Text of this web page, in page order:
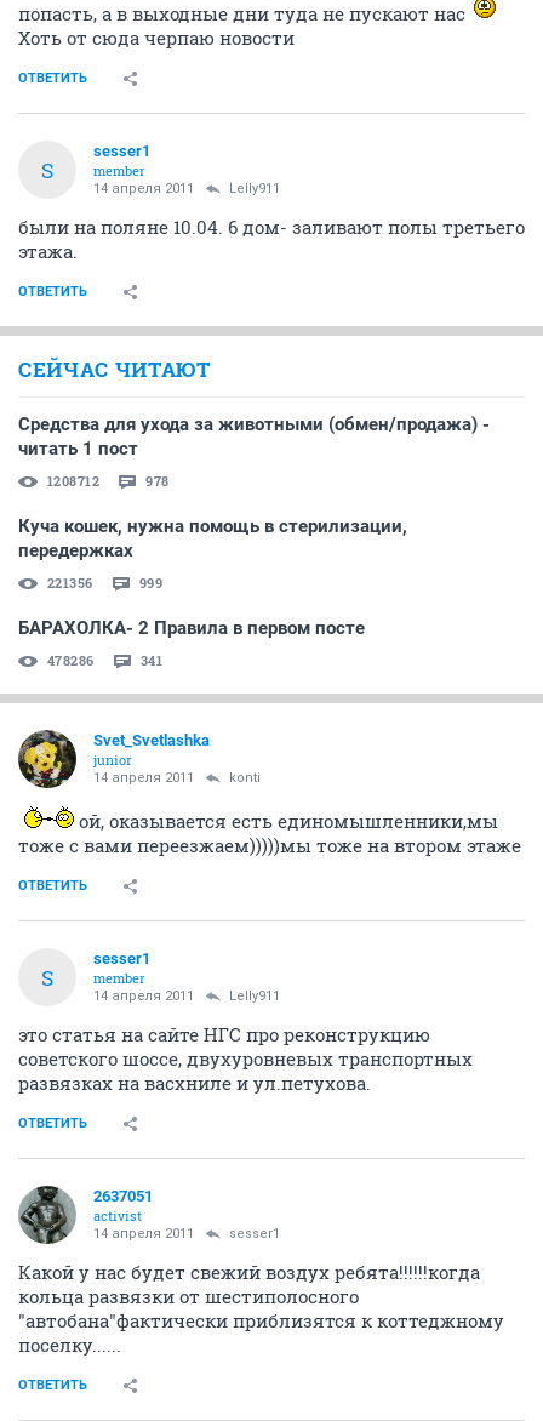
попасть, а в выходные дни туда не пускают нас
Хоть от сюда черпаю новости
ОТВЕТИТЬ
S
sesser1
member
14 апреля 2011 Lelly911
были на поляне 10.04. 6 дом- заливают полы третьего
этажа.
ОТВЕТИТЬ
СЕЙЧАС ЧИТАЮТ
Средства для ухода за животными (обмен/продажа) -
читать 1 пост
1208712 978
Куча кошек, нужна помощь в стерилизации,
передержках
221356 999
БАРАХОЛКА- 2 Правила в первом посте
478286 341
Svet_Svetlashka
junior
14 апреля 2011 konti
ой, оказывается есть единомышленники,мы
тоже с вами переезжаем)))))мы тоже на втором этаже
ОТВЕТИТЬ
S
sesser1
member
14 апреля 2011 Lelly911
это статья на сайте НГС про реконструкцию
советского шоссе, двухуровневых транспортных
развязках на васхниле и ул.петухова.
ОТВЕТИТЬ
2637051
activist
14 апреля 2011 sesser1
Какой у нас будет свежий воздух ребята!!!!!!когда
кольца развязки от шестиполосного
"автобана"фактически приблизятся к коттеджному
поселку......
ОТВЕТИТЬ